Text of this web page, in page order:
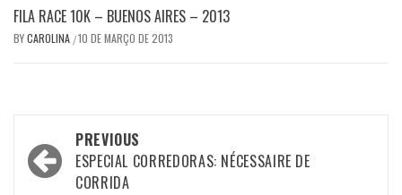
FILA RACE 10K – BUENOS AIRES – 2013
BYCAROLINA /10 DE MARÇO DE 2013
Post
navigation
PREVIOUS
ESPECIAL CORREDORAS: NÉCESSAIRE DE
CORRIDA